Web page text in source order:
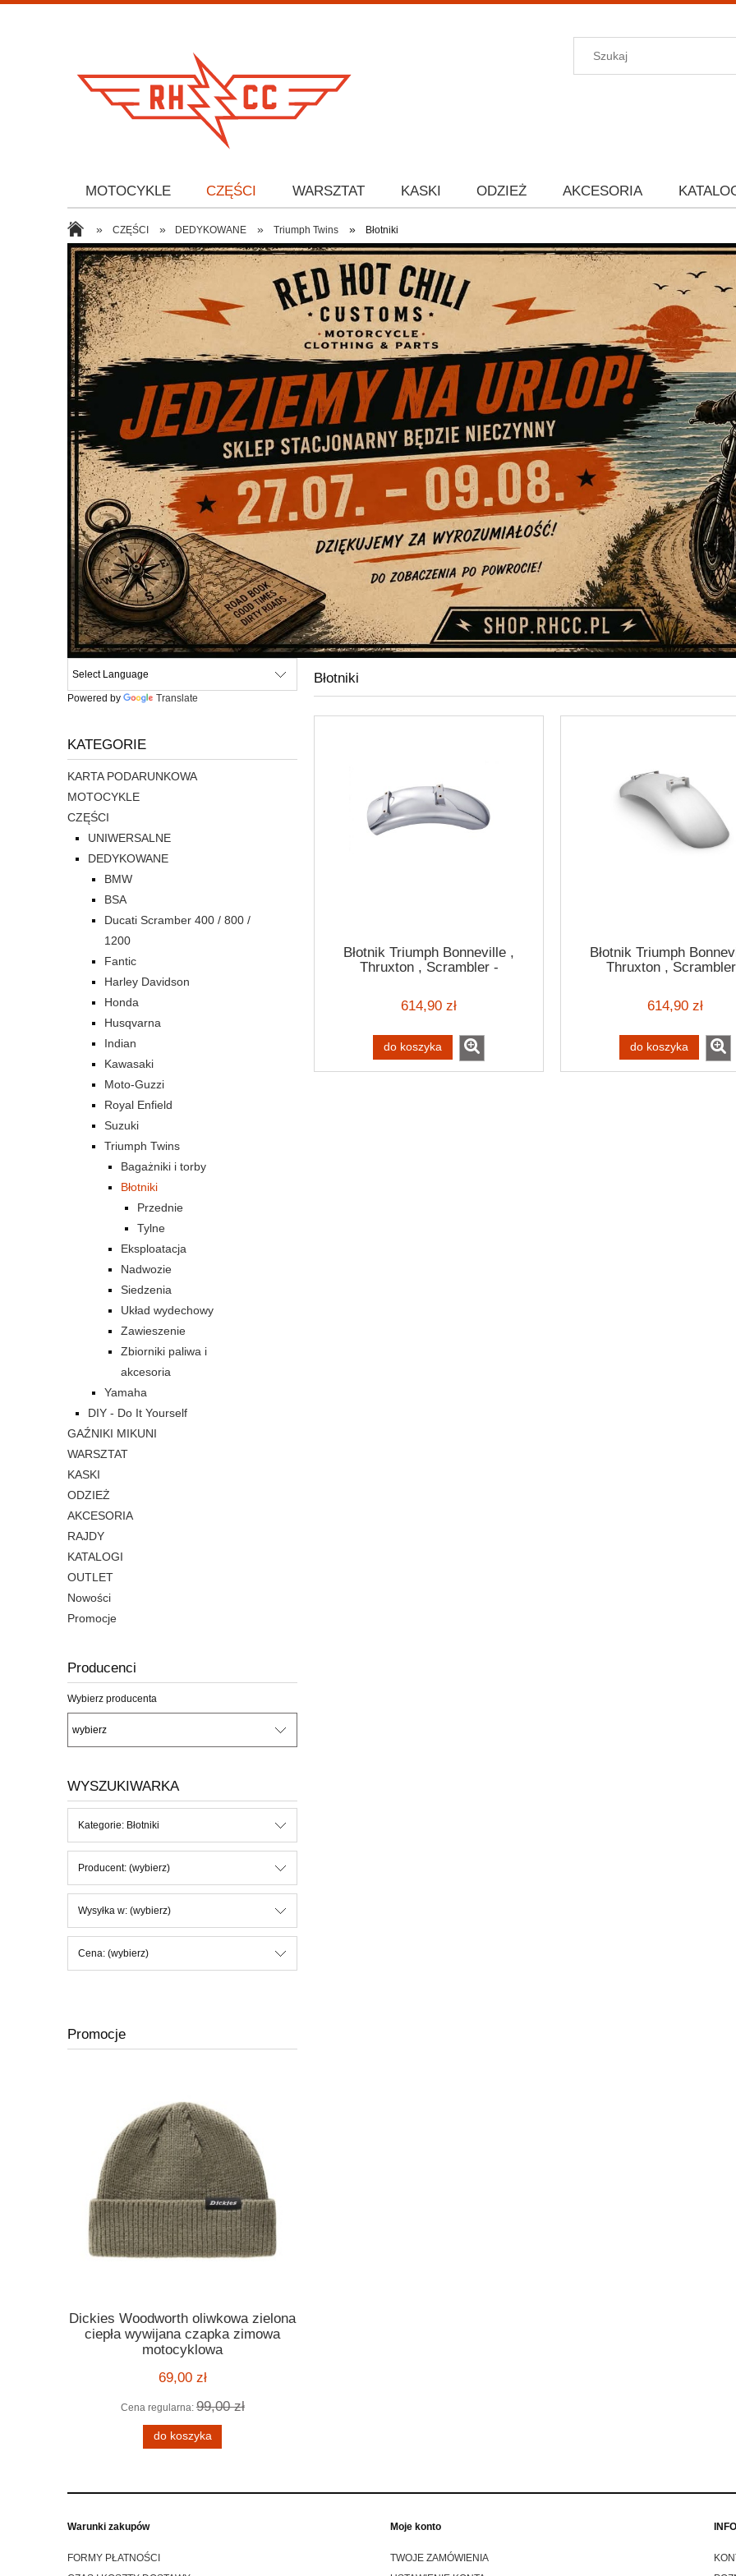
MOTOCYKLE CZĘŚCI WARSZTAT KASKI ODZIEŻ AKCESORIA
» CZĘŚCI » DEDYKOWANE » Triumph Twins » Błotniki
Powered by Translate
KATEGORIE
KARTA PODARUNKOWA
MOTOCYKLE
CZĘŚCI
UNIWERSALNE
DEDYKOWANE
BMW
BSA
Ducati Scramber 400 / 800 /
1200
Fantic
Harley Davidson
Honda
Husqvarna
Indian
Kawasaki
Moto-Guzzi
Royal Enfield
Suzuki
Triumph Twins
Bagażniki i torby
Błotniki
Przednie
Tylne
Eksploatacja
Nadwozie
Siedzenia
Układ wydechowy
Zawieszenie
Zbiorniki paliwa i
akcesoria
Yamaha
DIY - Do It Yourself
GAŹNIKI MIKUNI
WARSZTAT
KASKI
ODZIEŻ
AKCESORIA
RAJDY
KATALOGI
OUTLET
Nowości
Promocje
Producenci
Wybierz producenta
WYSZUKIWARKA
Kategorie: Błotniki
Producent: (wybierz)
Wysyłka w: (wybierz)
Cena: (wybierz)
Promocje
Dickies Woodworth oliwkowa zielona
ciepła wywijana czapka zimowa
motocyklowa
69,00 zł
Cena regularna: 99,00 zł
do koszyka
Błotniki
Błotnik Triumph Bonneville ,
Thruxton , Scrambler -
614,90 zł
do koszyka
Błotnik Triumph
Thruxton ,
614,90 zł
do koszyka
Warunki zakupów
FORMY PŁATNOŚCI
Moje konto
TWOJE ZAMÓWIENIA